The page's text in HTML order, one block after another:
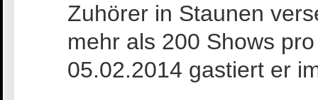
Zuhörer in Staunen
mehr als 200 Shows
05.02.2014 gastiert er